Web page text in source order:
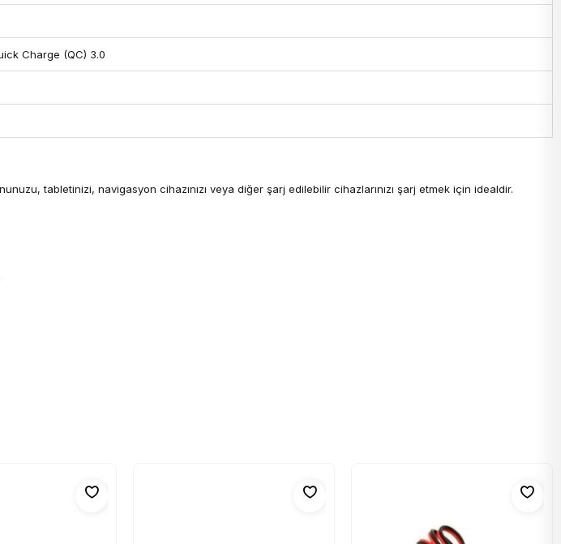
Charge (QC) 3.0
tabletinizi, navigasyon cihazınızı veya diğer şarj edilebilir cihazlarınızı şarj etmek için idealdir.